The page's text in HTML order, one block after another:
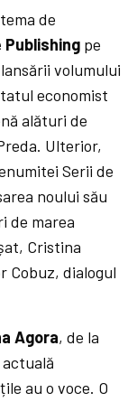
de
Publishing pe
volumului
economist
alături de
Ulterior,
Serii de
noului său
de marea
Cristina
Cobuz, dialogul
Agora, de la
au o voce. O